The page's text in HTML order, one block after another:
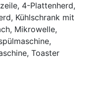
4-Plattenherd,
Kühlschrank mit
Mikrowelle,
Toaster